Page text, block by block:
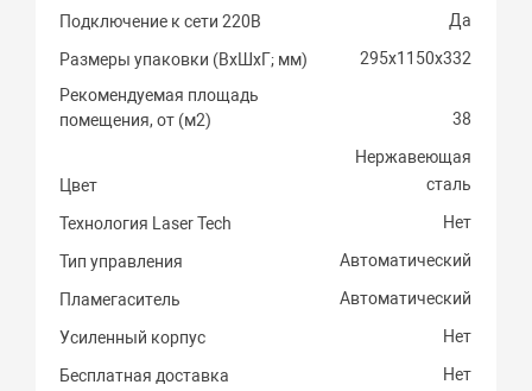
Подключение к сети 220В Да
Размеры упаковки (ВхШхГ; мм)
295х1150х332
Рекомендуемая площадь
помещения, от (м2)
38
Цвет
Нержавеющая
сталь
Технология Laser Tech Нет
Тип управления Автоматический
Пламегаситель Автоматический
Усиленный корпус Нет
Бесплатная доставка Нет